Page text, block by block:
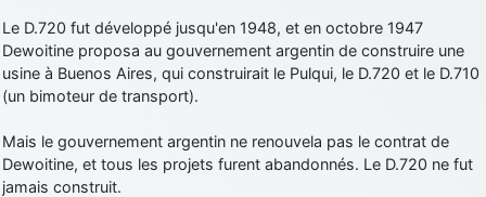
d9pouces: cette fois, c'est le Brésil et Singapour qui mettent le site
par terre
jericho: Ah ben je peux te confirmer que j'étais resté dans le filtre…
d9pouces: Désolé ! Mon filtrage a été un peu trop violent
manifestement
Le D.720 fut développé jusqu'en 1948, et en octobre 1947
Dewoitine proposa au gouvernement argentin de construire une
usine à Buenos Aires, qui construirait le Pulqui, le D.720 et le D.710
(un bimoteur de transport).
Mais le gouvernement argentin ne renouvela pas le contrat de
Dewoitine, et tous les projets furent abandonnés. Le D.720 ne fut
jamais construit.